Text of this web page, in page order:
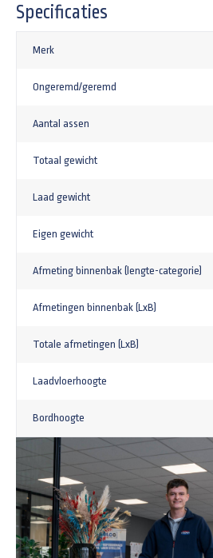
Specificaties
Merk
Ongeremd/geremd
Aantal assen
Totaal gewicht
Laad gewicht
Eigen gewicht
Afmeting binnenbak (lengte-categorie)
Afmetingen binnenbak (LxB)
Totale afmetingen (LxB)
Laadvloerhoogte
Bordhoogte